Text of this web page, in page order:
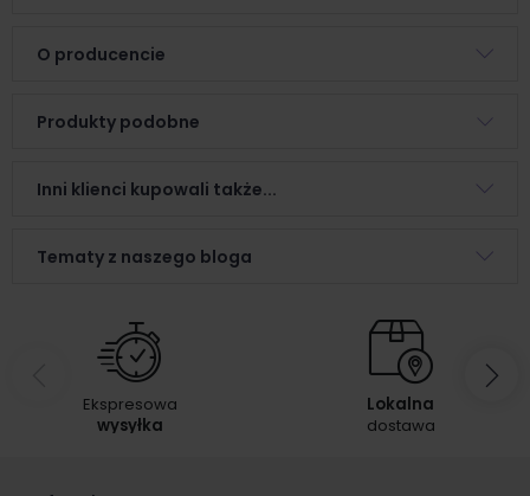
O producencie
Produkty podobne
Inni klienci kupowali także...
Tematy z naszego bloga
Ekspresowa
wysyłka
Lokalna
dostawa